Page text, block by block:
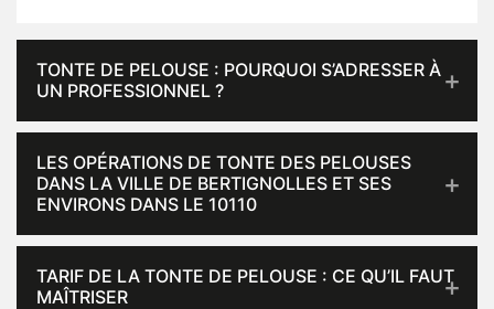
TONTE DE PELOUSE : POURQUOI S’ADRESSER À
UN PROFESSIONNEL ?
LES OPÉRATIONS DE TONTE DES PELOUSES
DANS LA VILLE DE BERTIGNOLLES ET SES
ENVIRONS DANS LE 10110
TARIF DE LA TONTE DE PELOUSE : CE QU’IL FAUT
MAÎTRISER